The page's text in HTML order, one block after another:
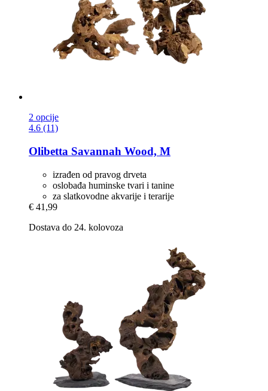
2 opcije
4.6 (11)
Olibetta Savannah Wood, M
izrađen od pravog drveta
oslobađa huminske tvari i tanine
za slatkovodne akvarije i terarije
€ 41,99
Dostava do 24. kolovoza